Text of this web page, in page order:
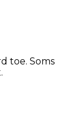
toe. Soms